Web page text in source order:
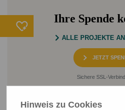
Ihre Spende
ALLE PROJEKTE
JETZT
Sichere SSL-
Hinweis zu Cookies